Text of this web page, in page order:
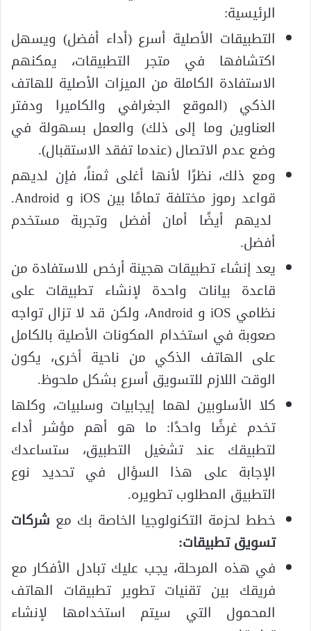
الرئيسية:
التطبيقات الأصلية أسرع (أداء أفضل) ويسهل
اكتشافها في متجر التطبيقات، يمكنهم
الاستفادة الكاملة من الميزات الأصلية للهاتف
الذكي (الموقع الجغرافي والكاميرا ودفتر
العناوين وما إلى ذلك) والعمل بسهولة في
وضع عدم الاتصال (عندما تفقد الاستقبال).
ومع ذلك، نظرًا لأنها أغلى ثمناً، فإن لديهم
قواعد رموز مختلفة تمامًا بين iOS و Android.
لديهم أيضًا أمان أفضل وتجربة مستخدم
أفضل.
يعد إنشاء تطبيقات هجينة أرخص للاستفادة من
قاعدة بيانات واحدة لإنشاء تطبيقات على
نظامي iOS و Android، ولكن قد لا تزال تواجه
صعوبة في استخدام المكونات الأصلية بالكامل
على الهاتف الذكي من ناحية أخرى، يكون
الوقت اللازم للتسويق أسرع بشكل ملحوظ.
كلا الأسلوبين لهما إيجابيات وسلبيات، وكلها
تخدم غرضًا واحدًا: ما هو أهم مؤشر أداء
لتطبيقك عند تشغيل التطبيق، ستساعدك
الإجابة على هذا السؤال في تحديد نوع
التطبيق المطلوب تطويره.
خطط لحزمة التكنولوجيا الخاصة بك مع شركات
تسويق تطبيقات:
في هذه المرحلة، يجب عليك تبادل الأفكار مع
فريقك بين تقنيات تطوير تطبيقات الهاتف
المحمول التي سيتم استخدامها لإنشاء